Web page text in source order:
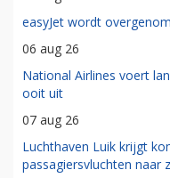
easyJet wordt
06 aug 26
National Airlines voert
ooit uit
07 aug 26
Luchthaven Luik krijgt
passagiersvluchten naar